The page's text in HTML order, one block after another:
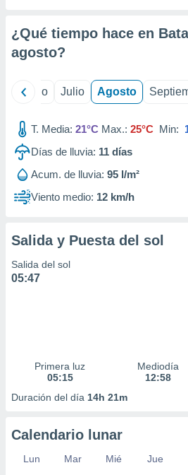
e
mediante
publicidad
publicidad
de
1199
¿Qué tiempo hace en
agosto?
Junio Julio Agosto
T. Media: 21°C Max.: 25°C Min:
Días de lluvia: 11 días
Acum. de lluvia: 95 l/m²
Viento medio: 12 km/h
Salida y Puesta del sol
Salida del sol
05:47
Primera luz
05:15
Mediodía
12:58
Duración del día 14h 21m
Calendario lunar
Lun Mar Mié Jue